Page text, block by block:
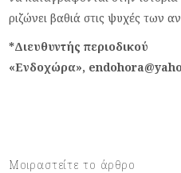
ριζώνει βαθιά στις ψυχές των
*Διευθυντής περιοδικού
«Ενδοχώρα»,
Μοιραστείτε το άρθρο